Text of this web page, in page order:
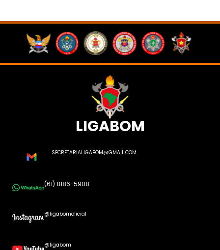
LIGABOM
SECRETARIALIGABOM@GMAIL.COM
(61) 8186-5908
@ligabomoficial
@ligabom